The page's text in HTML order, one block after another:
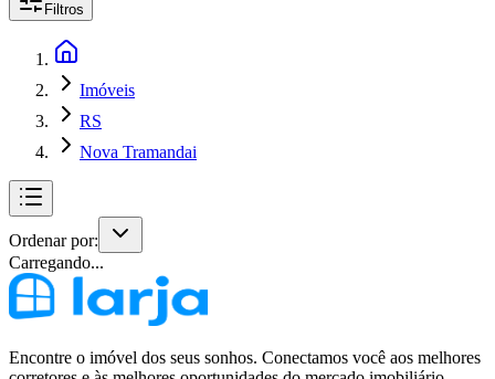
Filtros
Imóveis
RS
Nova Tramandai
Ordenar por:
Carregando...
Encontre o imóvel dos seus sonhos. Conectamos você aos melhores